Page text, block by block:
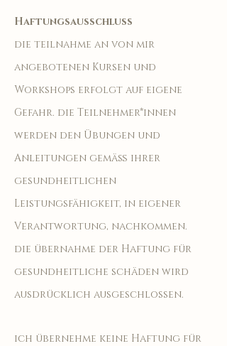
Haftungsausschluss
die teilnahme an von mir
angebotenen Kursen und
Workshops erfolgt auf eigene
Gefahr. die Teilnehmer*innen
werden den Übungen und
Anleitungen gemäß ihrer
gesundheitlichen
Leistungsfähigkeit, in eigener
Verantwortung, nachkommen.
die übernahme der Haftung für
gesundheitliche schäden wird
ausdrücklich ausgeschlossen.
ich übernehme keine Haftung für